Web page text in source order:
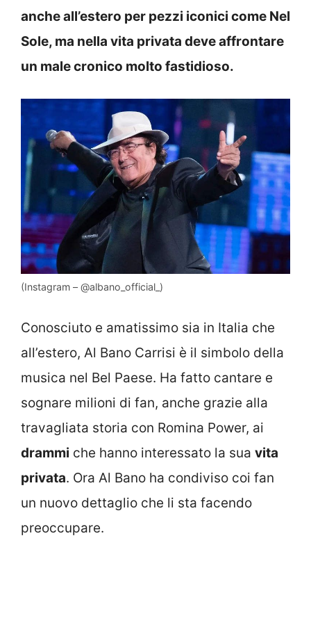
anche all’estero per pezzi iconici come Nel
Sole, ma nella vita privata deve affrontare
un male cronico molto fastidioso.
(Instagram – @albano_official_)
Conosciuto e amatissimo sia in Italia che
all’estero, Al Bano Carrisi è il simbolo della
musica nel Bel Paese. Ha fatto cantare e
sognare milioni di fan, anche grazie alla
travagliata storia con Romina Power, ai
drammi che hanno interessato la sua vita
privata. Ora Al Bano ha condiviso coi fan
un nuovo dettaglio che li sta facendo
preoccupare.